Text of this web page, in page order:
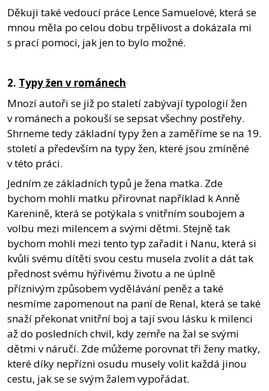
Děkuji také vedoucí práce Lence Samuelové, která se
mnou měla po celou dobu trpělivost a dokázala mi
s prací pomoci, jak jen to bylo možné.
2. Typy žen v románech
Mnozí autoři se již po staletí zabývají typologií žen
v románech a pokouší se sepsat všechny postřehy.
Shrneme tedy základní typy žen a zaměříme se na 19.
století a především na typy žen, které jsou zmíněné
v této práci.
Jedním ze základních typů je žena matka. Zde
bychom mohli matku přirovnat například k Anně
Karenině, která se potýkala s vnitřním soubojem a
volbu mezi milencem a svými dětmi. Stejně tak
bychom mohli mezi tento typ zařadit i Nanu, která si
kvůli svému dítěti svou cestu musela zvolit a dát tak
přednost svému hýřivému životu a ne úplně
příznivým způsobem vydělávání peněz a také
nesmíme zapomenout na paní de Renal, která se také
snaží překonat vnitřní boj a tají svou lásku k milenci
až do posledních chvil, kdy zemře na žal se svými
dětmi v náručí. Zde můžeme porovnat tři ženy matky,
které díky nepřízni osudu musely volit každá jinou
cestu, jak se se svým žalem vypořádat.